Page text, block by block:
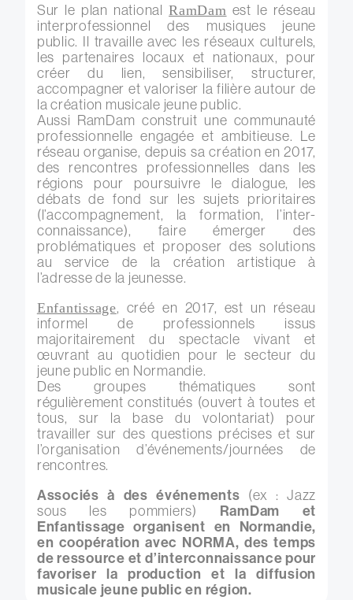
Sur le plan nationalRamDam est le réseau
interprofessionnel des musiques jeune
public. Il travaille avec les réseaux culturels,
les partenaires locaux et nationaux, pour
créer du lien, sensibiliser, structurer,
accompagner et valoriser la filière autour de
la création musicale jeune public.
Aussi RamDam construit une communauté
professionnelle engagée et ambitieuse. Le
réseau organise, depuis sa création en 2017,
des rencontres professionnelles dans les
régions pour poursuivre le dialogue, les
débats de fond sur les sujets prioritaires
(l’accompagnement, la formation, l’inter-
connaissance), faire émerger des
problématiques et proposer des solutions
au service de la création artistique à
l’adresse de la jeunesse.
Enfantissage, créé en 2017, est un réseau
informel de professionnels issus
majoritairement du spectacle vivant et
œuvrant au quotidien pour le secteur du
jeune public en Normandie.
Des groupes thématiques sont
régulièrement constitués (ouvert à toutes et
tous, sur la base du volontariat) pour
travailler sur des questions précises et sur
l’organisation d’événements/journées de
rencontres.
Associés à des événements (ex : Jazz
sous les pommiers) RamDam et
Enfantissage organisent en Normandie,
en coopération avec NORMA, des temps
de ressource et d’interconnaissance pour
favoriser la production et la diffusion
musicale jeune public en région.